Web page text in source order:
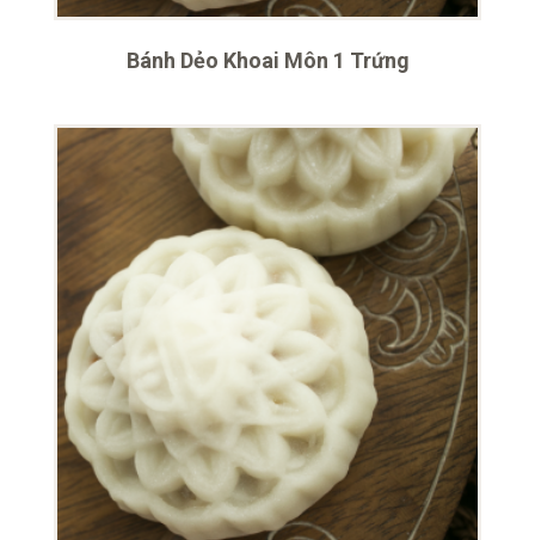
Bánh Dẻo Khoai Môn 1 Trứng